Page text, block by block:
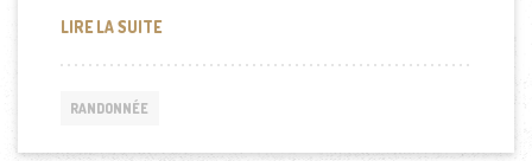
LIRE LA SUITECHACUN SON TOUR DU MONDE (ENVOYE SPECIAL)
RANDONNÉE